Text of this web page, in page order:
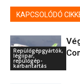
KAPCSOLÓDÓ
Repülőgépgyártók,
légiipar,
repülőgép-
karbantartás